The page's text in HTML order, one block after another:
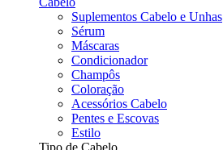
Suplementos Cabelo e Unhas
Sérum
Máscaras
Condicionador
Champôs
Coloração
Acessórios Cabelo
Pentes e Escovas
Estilo
Tipo de Cabelo